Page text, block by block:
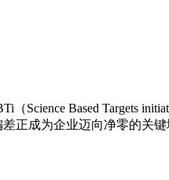
Science Based Targets
成为企业迈向净零的关